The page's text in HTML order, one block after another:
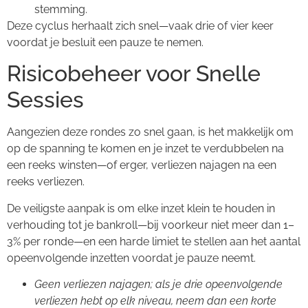
stemming.
Deze cyclus herhaalt zich snel—vaak drie of vier keer
voordat je besluit een pauze te nemen.
Risicobeheer voor Snelle
Sessies
Aangezien deze rondes zo snel gaan, is het makkelijk om
op de spanning te komen en je inzet te verdubbelen na
een reeks winsten—of erger, verliezen najagen na een
reeks verliezen.
De veiligste aanpak is om elke inzet klein te houden in
verhouding tot je bankroll—bij voorkeur niet meer dan 1–
3% per ronde—en een harde limiet te stellen aan het aantal
opeenvolgende inzetten voordat je pauze neemt.
Geen verliezen najagen; als je drie opeenvolgende
verliezen hebt op elk niveau, neem dan een korte